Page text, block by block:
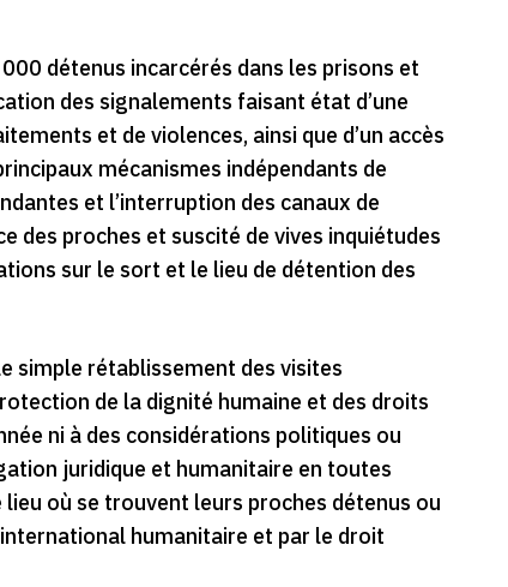
détenus incarcérés dans les prisons et
des signalements faisant état d’une
et de violences, ainsi que d’un accès
mécanismes indépendants de
et l’interruption des canaux de
proches et suscité de vives inquiétudes
sur le sort et le lieu de détention des
simple rétablissement des visites
de la dignité humaine et des droits
ni à des considérations politiques ou
juridique et humanitaire en toutes
où se trouvent leurs proches détenus ou
humanitaire et par le droit